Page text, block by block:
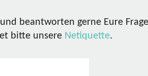
beantworten gerne Eure
bitte unsere Netiquette.